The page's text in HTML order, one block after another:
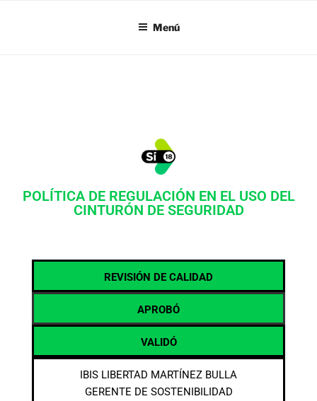
Menú
POLÍTICA DE REGULACIÓN EN EL USO DEL
CINTURÓN DE SEGURIDAD
REVISIÓN DE CALIDAD
APROBÓ
VALIDÓ
IBIS LIBERTAD MARTÍNEZ BULLA
GERENTE DE SOSTENIBILIDAD